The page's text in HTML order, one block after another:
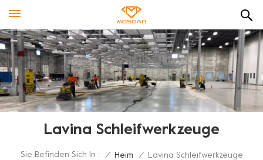
Lavina Schleifwerkzeuge
Sie Befinden Sich In : / Heim / Lavina Schleifwerkzeuge